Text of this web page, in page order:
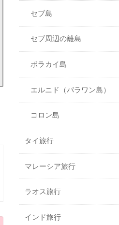
セブ島
セブ周辺の離島
ボラカイ島
エルニド（パラワン島）
コロン島
タイ旅行
マレーシア旅行
ラオス旅行
インド旅行